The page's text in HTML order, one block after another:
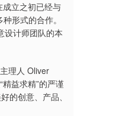
立之初已经与
形式的合作。
设计师团队的本
理人 Oliver
益求精”的严谨
的创意、产品、